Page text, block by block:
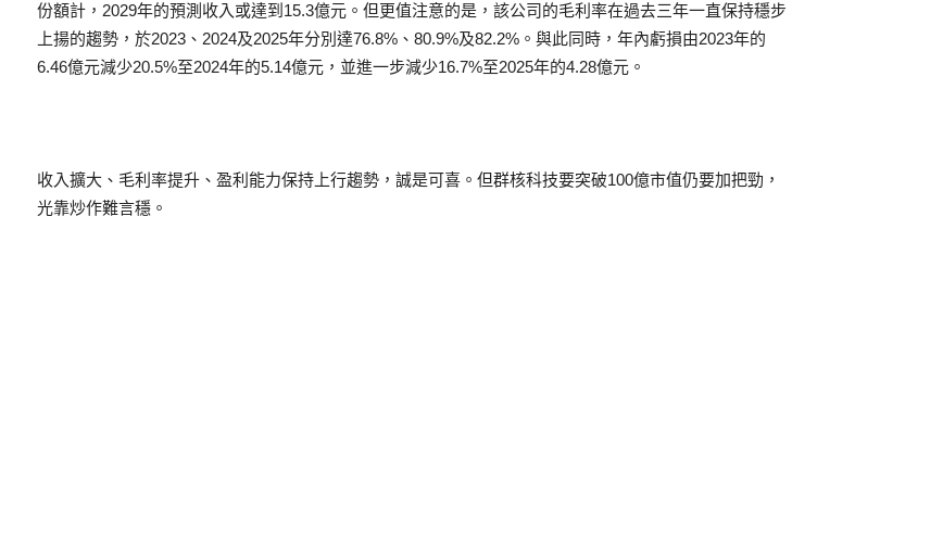
份額計，2029年的預測收入或達到15.3億元。但更值注意的是，該公司的毛利率在過去三年一直保持穩步
上揚的趨勢，於2023、2024及2025年分別達76.8%、80.9%及82.2%。與此同時，年內虧損由2023年的
6.46億元減少20.5%至2024年的5.14億元，並進一步減少16.7%至2025年的4.28億元。
收入擴大、毛利率提升、盈利能力保持上行趨勢，誠是可喜。但群核科技要突破100億市值仍要加把勁，
光靠炒作難言穩。